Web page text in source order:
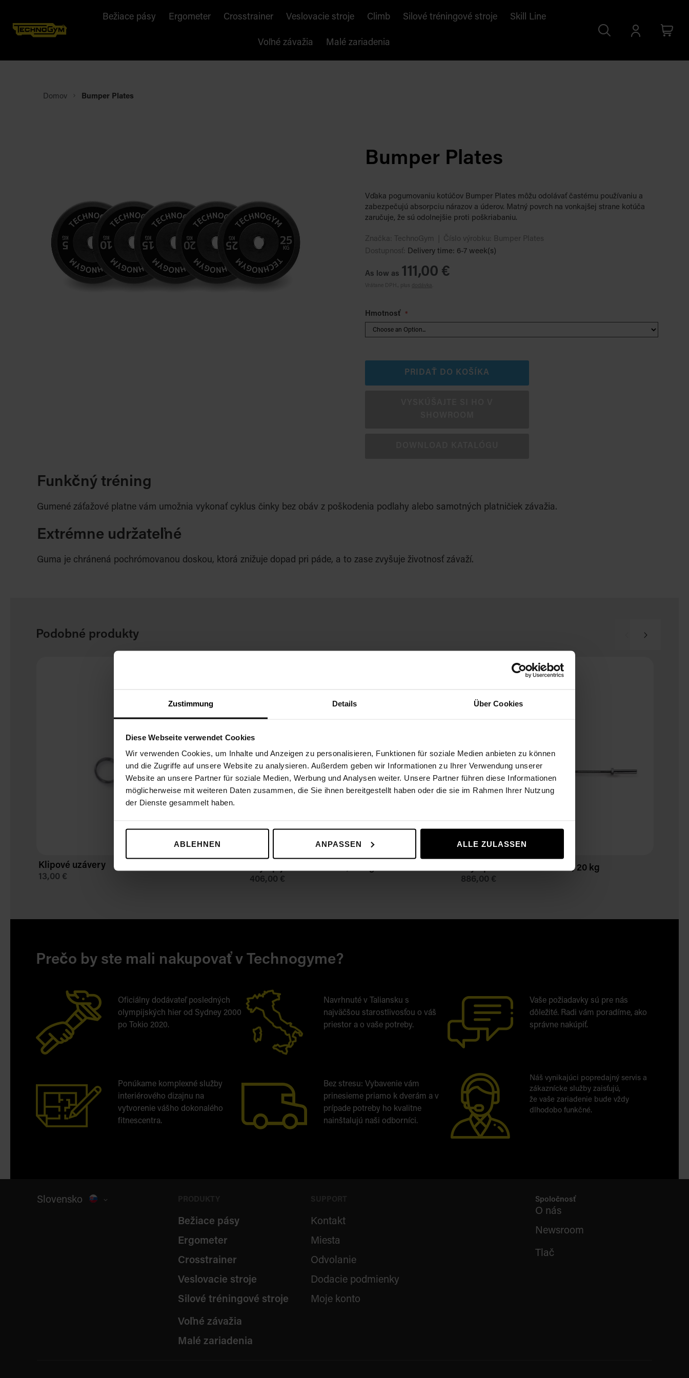
Zustimmung Details Über Cookies
Diese Webseite verwendet Cookies
Wir verwenden Cookies, um Inhalte und Anzeigen zu personalisieren, Funktionen für soziale Medien anbieten zu können
und die Zugriffe auf unsere Website zu analysieren. Außerdem geben wir Informationen zu Ihrer Verwendung unserer
Website an unsere Partner für soziale Medien, Werbung und Analysen weiter. Unsere Partner führen diese Informationen
möglicherweise mit weiteren Daten zusammen, die Sie ihnen bereitgestellt haben oder die sie im Rahmen Ihrer Nutzung
der Dienste gesammelt haben.
ABLEHNEN ANPASSEN ALLE ZULASSEN
Bežiace pásy Ergometer Crosstrainer Veslovacie stroje Climb Silové tréningové stroje Skill Line
Voľné závažia Malé zariadenia
Search
Prihlásiť
Cart
Domov Bumper Plates
Bumper Plates
Vďaka pogumovaniu kotúčov Bumper Plates môžu odolávať častému používaniu a
zabezpečujú absorpciu nárazov a úderov. Matný povrch na vonkajšej strane kotúča
zaručuje, že sú odolnejšie proti poškriabaniu.
Značka: TechnoGym Číslo výrobku:
Bumper Plates
Dostupnosť: Delivery time: 6-7 week(s)
As low as 111,00 €
Vrátane DPH., plus dodávka
Hmotnosť
PRIDAŤ DO KOŠÍKA
Funkčný tréning
Gumené záťažové platne vám umožnia vykonať cyklus činky bez obáv z poškodenia podlahy alebo samotných platničiek závažia.
Extrémne udržateľné
Guma je chránená pochrómovanou doskou, ktorá znižuje dopad pri páde, a to zase zvyšuje životnosť závaží.
Podobné produkty
Klipové uzávery
13,00 €
Olympijská dlhá činka , 7.5 kg
406,00 €
Olympic Power dlhá činka, 20 kg
886,00 €
Prečo by ste mali nakupovať v Technogyme?
Oficiálny dodávateľ posledných
olympijských hier od Sydney 2000
po Tokio 2020.
Navrhnuté v Taliansku s
najväčšou starostlivosťou o váš
priestor a o vaše potreby.
Vaše požiadavky sú pre nás
dôležité. Radi vám poradíme, ako
správne nakúpiť.
Ponúkame komplexné služby
interiérového dizajnu na
vytvorenie vášho dokonalého
fitnescentra.
Bez stresu: Vybavenie vám
prinesieme priamo k dverám a v
prípade potreby ho kvalitne
nainštalujú naši odborníci.
Náš vynikajúci popredajný servis a
zákaznícke služby zaisťujú,
že vaše zariadenie bude vždy
dlhodobo funkčné.
Slovensko
Bežiace pásy
Ergometer
Crosstrainer
Veslovacie stroje
Silové tréningové stroje
Voľné závažia
Malé zariadenia
Kontakt
Miesta
Odvolanie
Dodacie podmienky
Moje konto
Spoločnosť
O nás
Newsroom
Tlač